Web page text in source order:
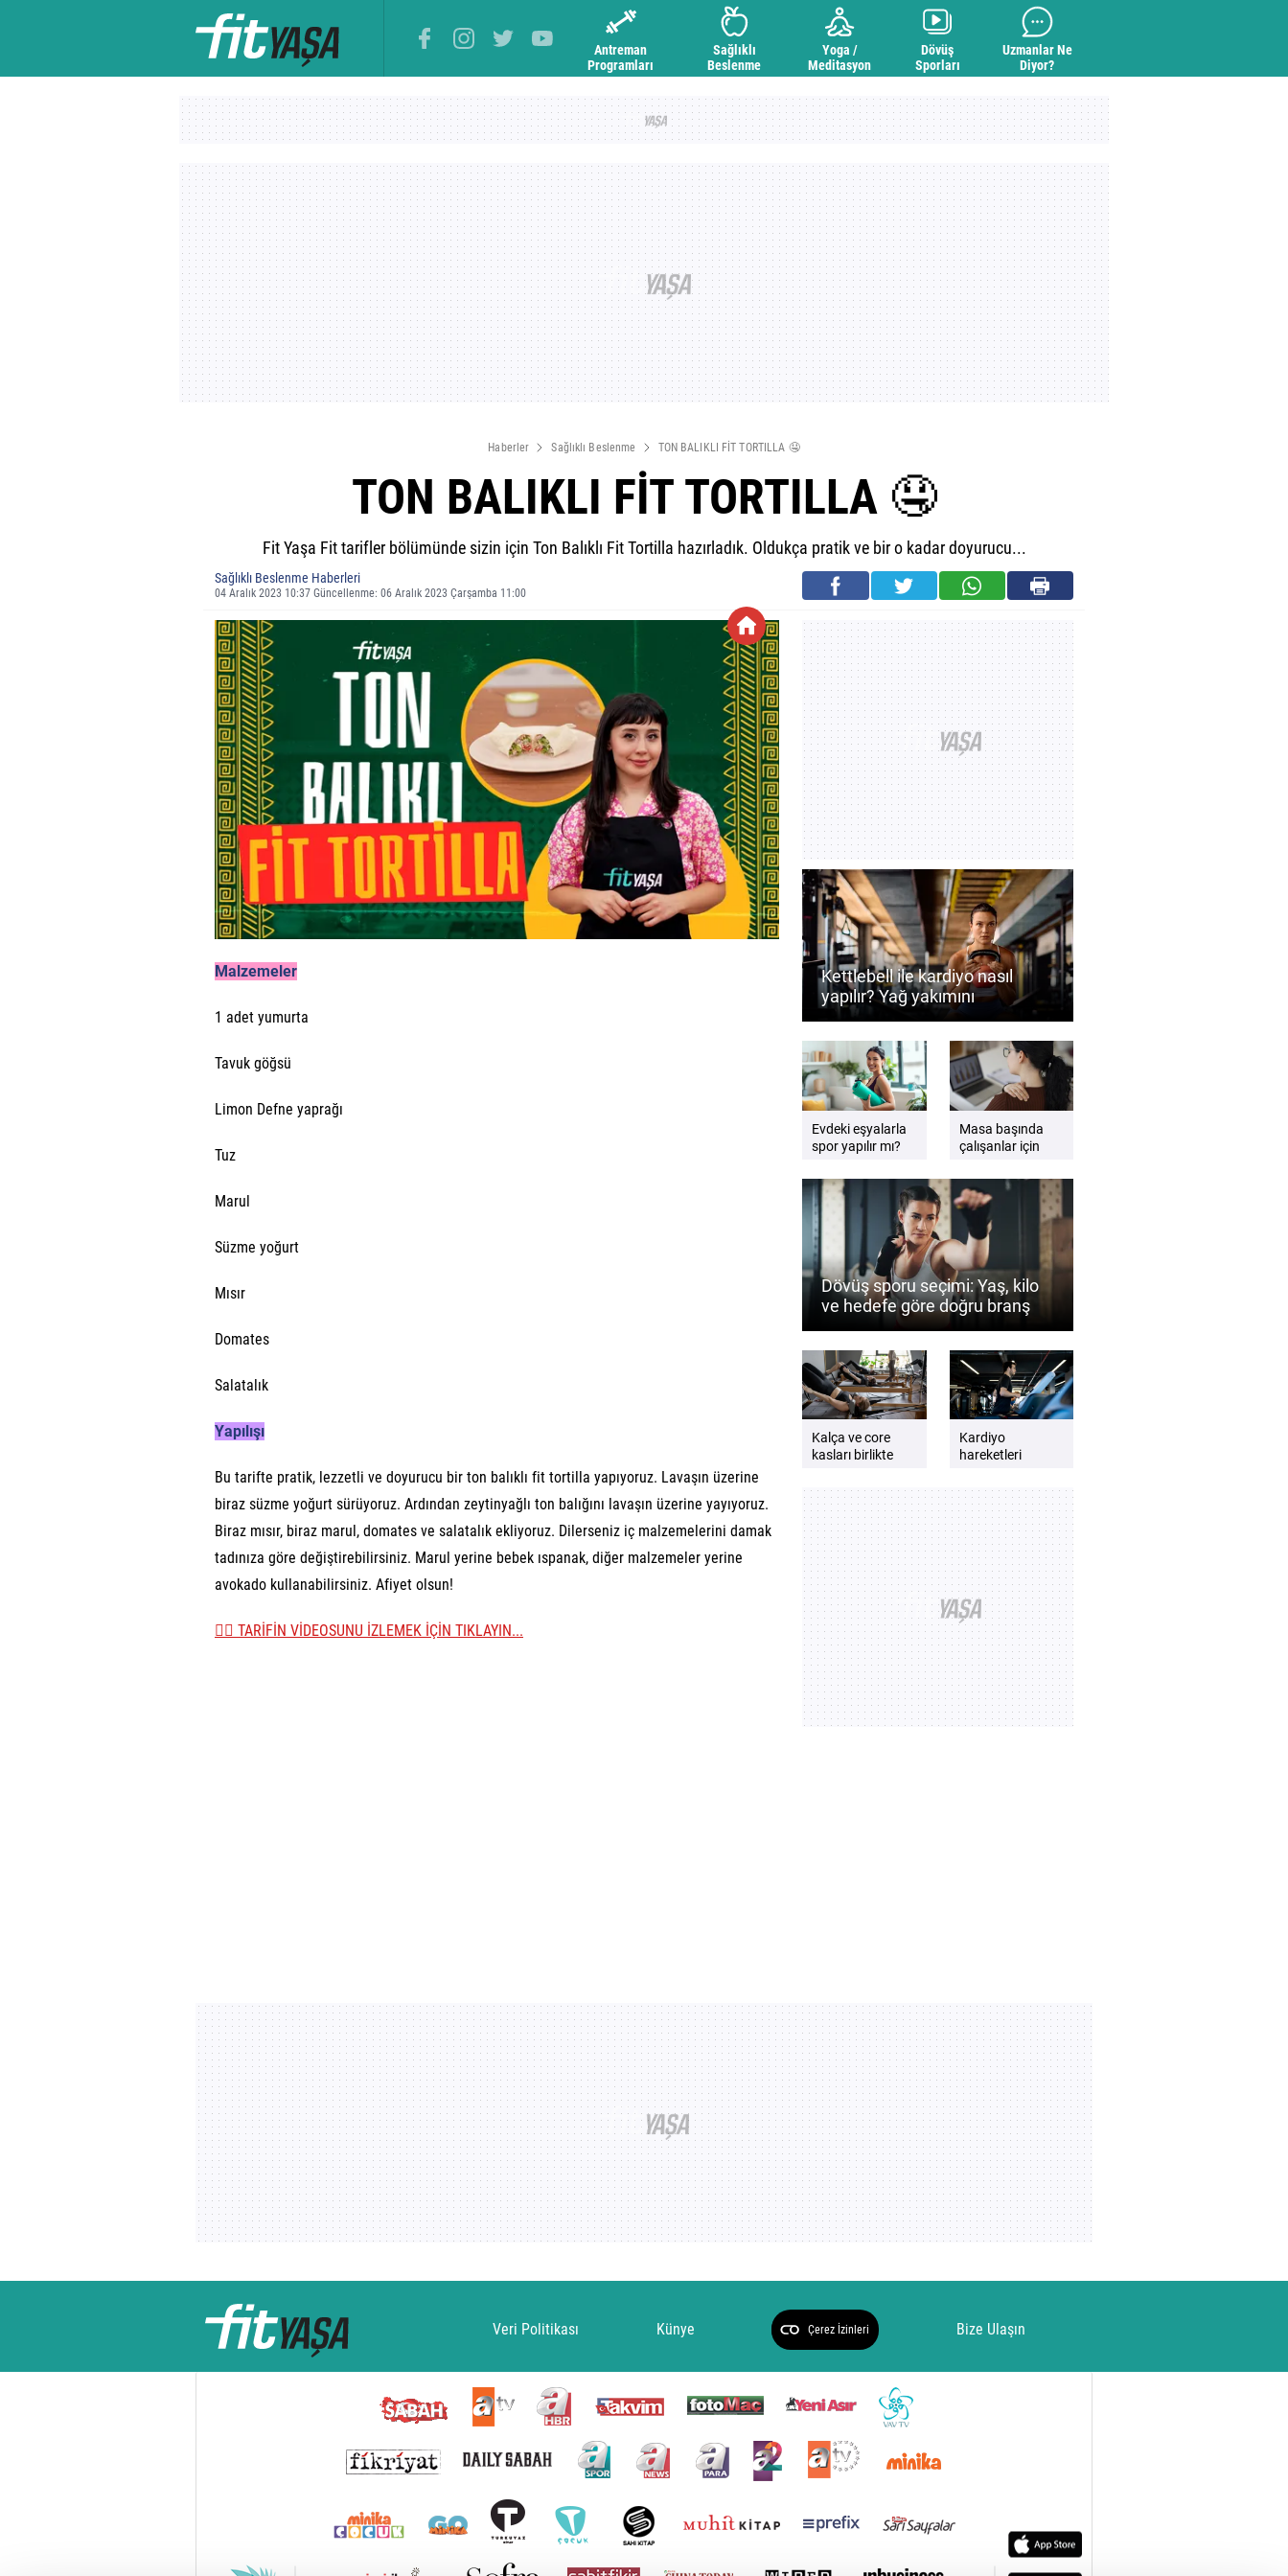
Antreman
Programları
Sağlıklı
Beslenme
Yoga /
Meditasyon
Dövüş
Sporları
Uzmanlar Ne
Diyor?
Haberler Sağlıklı Beslenme TON BALIKLI FİT TORTILLA 🤤
TON BALIKLI FİT TORTILLA 🤤
Fit Yaşa Fit tarifler bölümünde sizin için Ton Balıklı Fit Tortilla hazırladık. Oldukça pratik ve bir o kadar doyurucu...
Sağlıklı Beslenme Haberleri
04 Aralık 2023 10:37 Güncellenme: 06 Aralık 2023 Çarşamba 11:00
Malzemeler
1 adet yumurta
Tavuk göğsü
Limon Defne yaprağı
Tuz
Marul
Süzme yoğurt
Mısır
Domates
Salatalık
Yapılışı
Bu tarifte pratik, lezzetli ve doyurucu bir ton balıklı fit tortilla yapıyoruz. Lavaşın üzerine
biraz süzme yoğurt sürüyoruz. Ardından zeytinyağlı ton balığını lavaşın üzerine yayıyoruz.
Biraz mısır, biraz marul, domates ve salatalık ekliyoruz. Dilerseniz iç malzemelerini damak
tadınıza göre değiştirebilirsiniz. Marul yerine bebek ıspanak, diğer malzemeler yerine
avokado kullanabilirsiniz. Afiyet olsun!
👉🏼 TARİFİN VİDEOSUNU İZLEMEK İÇİN TIKLAYIN...
Kettlebell ile kardiyo nasıl
yapılır? Yağ yakımını
destekleyen antrenman
rehberi
Evdeki eşyalarla
spor yapılır mı?
rehberi
Masa başında
çalışanlar için
esnemeleri
Dövüş sporu seçimi: Yaş, kilo
ve hedefe göre doğru branş
nasıl belirlenir?
Kalça ve core
kasları birlikte
çalıştırılmalıdır?
Güçlü ve dengeli
bir vücut için
öneriler
Kardiyo
hareketleri
seviyesini artırır
mı? Daha zinde
hissetmek için
kardiyo önerileri
Veri Politikası Künye Çerez İzinleri Bize Ulaşın